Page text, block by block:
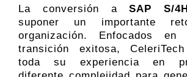
La conversión aSAP S/
suponer un importante
organización. Enfocados
transición exitosa,
toda su experiencia en